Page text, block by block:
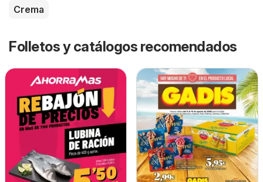
Crema
Folletos y catálogos recomendados